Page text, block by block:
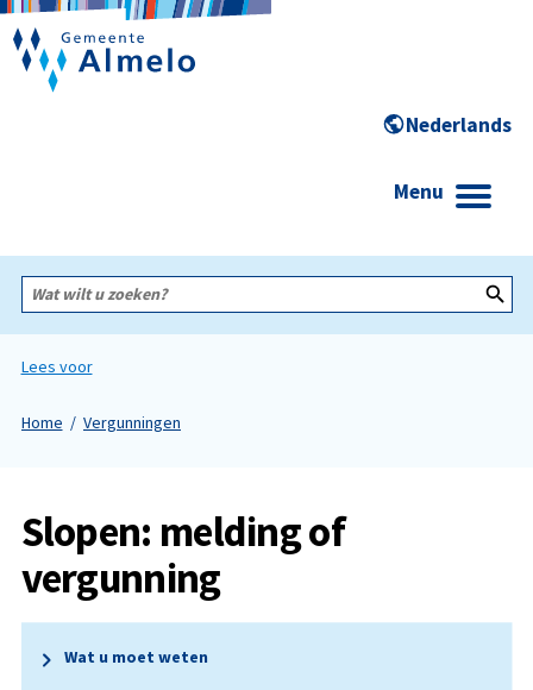
Menu
Wat
wilt
zoeken?
Lees voor
Home Vergunningen
Slopen: melding of
vergunning
Wat u moet weten